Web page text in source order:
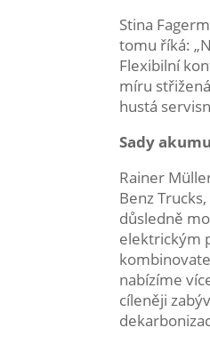
Stina
tomu říká:
Flexibilní
míru
hustá
Sady
Rainer
Benz
důsledně
elektrickým
nabízíme
cíleněji